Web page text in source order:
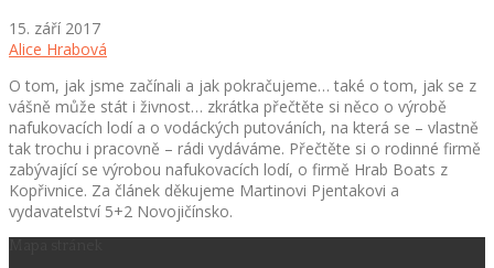
15. září 2017
Alice Hrabová
O tom, jak jsme začínali a jak pokračujeme… také o tom, jak se z
vášně může stát i živnost… zkrátka přečtěte si něco o výrobě
nafukovacích lodí a o vodáckých putováních, na která se – vlastně
tak trochu i pracovně – rádi vydáváme. Přečtěte si o rodinné firmě
zabývající se výrobou nafukovacích lodí, o firmě Hrab Boats z
Kopřivnice. Za článek děkujeme Martinovi Pjentakovi a
vydavatelství 5+2 Novojičínsko.